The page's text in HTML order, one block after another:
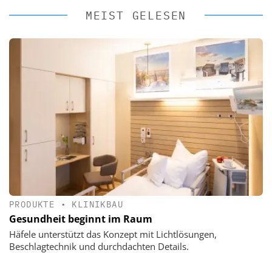
MEIST GELESEN
PRODUKTE • KLINIKBAU
Gesundheit beginnt im Raum
Häfele unterstützt das Konzept mit Lichtlösungen,
Beschlagtechnik und durchdachten Details.